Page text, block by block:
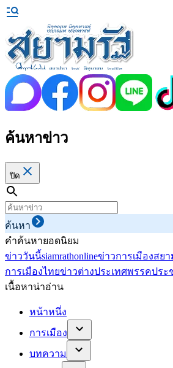
ค้นหาข่าว
ปิด
ค้นหา
คำค้นหายอดนิยม
ข่าววันนี้siamrathonlineข่าวการเมืองสย
การเมืองไทยข่าวต่างประเทศพรรคประ
เนื้อหาน่าอ่าน
หน้าหนึ่ง
การเมือง
บทความ